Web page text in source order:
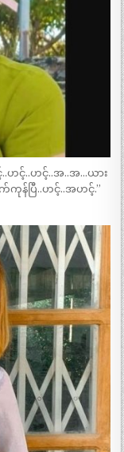
ဟင့်..ဟင့်..အ..အ…ယား
န်ပြီ..ဟင့်..အဟင့်.”